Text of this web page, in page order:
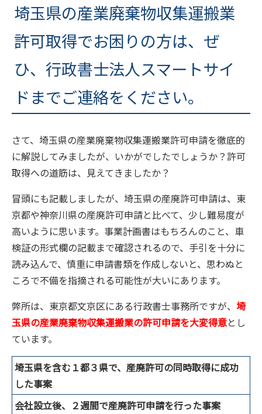
埼玉県の産業廃棄物収集運搬業
許可取得でお困りの方は、ぜ
ひ、行政書士法人スマートサイ
ドまでご連絡をください。
さて、埼玉県の産業廃棄物収集運搬業許可申請を徹底的
に解説してみましたが、いかがでしたでしょうか？許可
取得への道筋は、見えてきましたか？
冒頭にも記載しましたが、埼玉県の産廃許可申請は、東
京都や神奈川県の産廃許可申請と比べて、少し難易度が
高いように思います。事業計画書はもちろんのこと、車
検証の形式欄の記載まで確認されるので、手引を十分に
読み込んで、慎重に申請書類を作成しないと、思わぬと
ころで不備を指摘される可能性が大いにあります。
弊所は、東京都文京区にある行政書士事務所ですが、 埼
玉県の産業廃棄物収集運搬業の許可申請を大変得意とし
ています。
埼玉県を含む１都３県で、産廃許可の同時取得に成功
した事案
会社設立後、２週間で産廃許可申請を行った事案